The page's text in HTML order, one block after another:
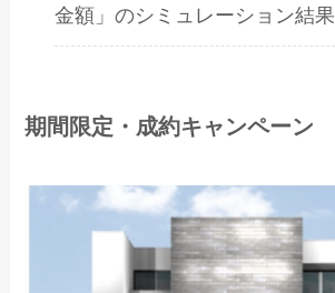
金額」のシミュレーション結果
期間限定・成約キャンペーン